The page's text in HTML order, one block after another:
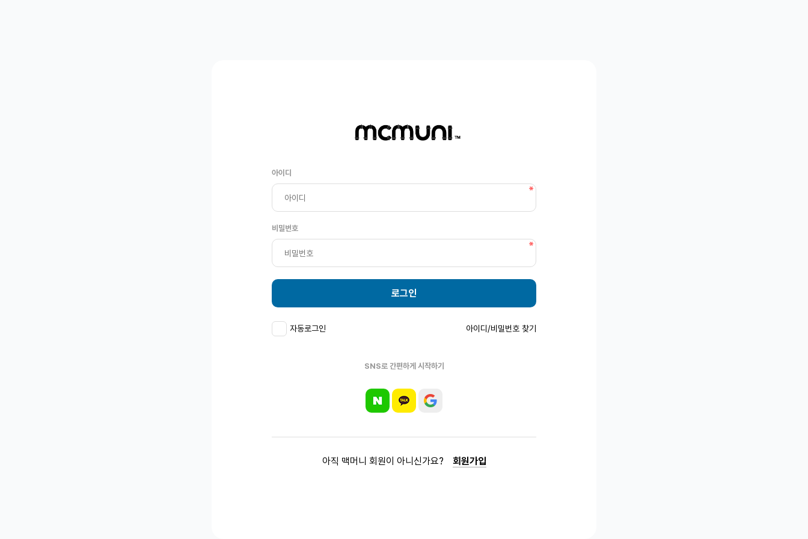
아이디
비밀번호
로그인
자동로그인 아이디/비밀번호 찾기
SNS로 간편하게 시작하기
아직 맥머니 회원이 아니신가요? 회원가입